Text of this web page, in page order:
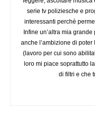
serie tv poliziesche e
interessanti perché
Infine un’altra mia
anche l’ambizione di
(lavoro per cui sono
loro mi piace soprattutto
di filtri e che